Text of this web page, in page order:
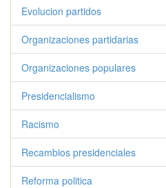
Evolucion partidos
Organizaciones partidarias
Organizaciones populares
Presidencialismo
Racismo
Recambios presidenciales
Reforma politica